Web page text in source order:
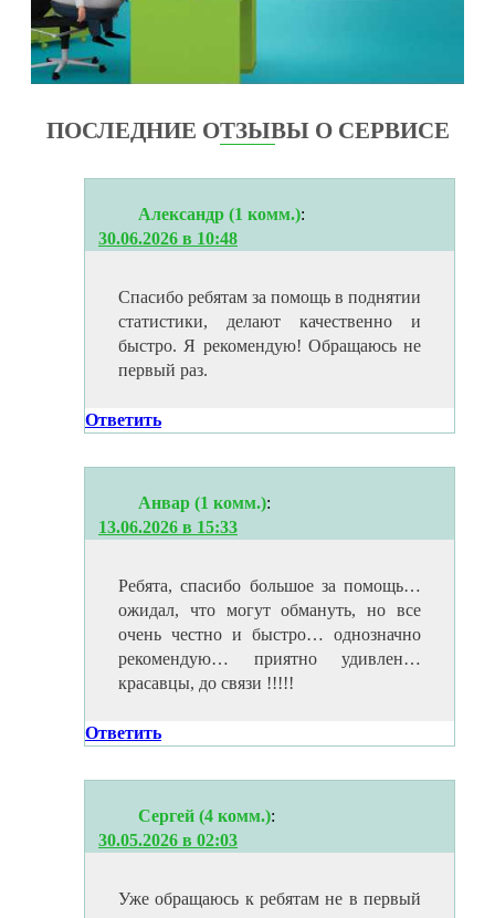
ПОСЛЕДНИЕ ОТЗЫВЫ О СЕРВИСЕ
Александр (1 комм.):
30.06.2026 в 10:48
Спасибо ребятам за помощь в поднятии
статистики, делают качественно и
быстро. Я рекомендую! Обращаюсь не
первый раз.
Ответить
Анвар (1 комм.):
13.06.2026 в 15:33
Ребята, спасибо большое за помощь…
ожидал, что могут обмануть, но все
очень честно и быстро… однозначно
рекомендую… приятно удивлен…
красавцы, до связи !!!!!
Ответить
Сергей (4 комм.):
30.05.2026 в 02:03
Уже обращаюсь к ребятам не в первый